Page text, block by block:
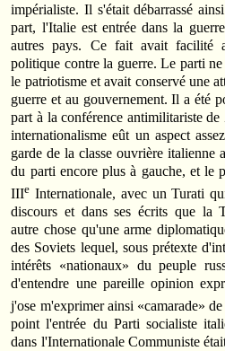
impérialiste. Il s'était débarrassé
part, l'Italie est entrée dans la
autres pays. Ce fait avait facilité
politique contre la guerre. Le parti ne
le patriotisme et avait conservé une
guerre et au gouvernement. Il a été
part à la conférence antimilitariste
internationalisme eût un aspect
garde de la classe ouvrière italienne
du parti encore plus à gauche, et le
IIIe Internationale, avec un Turati
discours et dans ses écrits que la
autre chose qu'une arme
des Soviets lequel, sous prétexte
intérêts «nationaux» du peuple
d'entendre une pareille opinion
j'ose m'exprimer ainsi «camarade»
point l'entrée du Parti socialiste
dans l'Internationale Communiste